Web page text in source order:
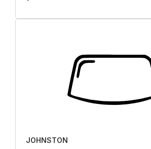
JOHNSTON